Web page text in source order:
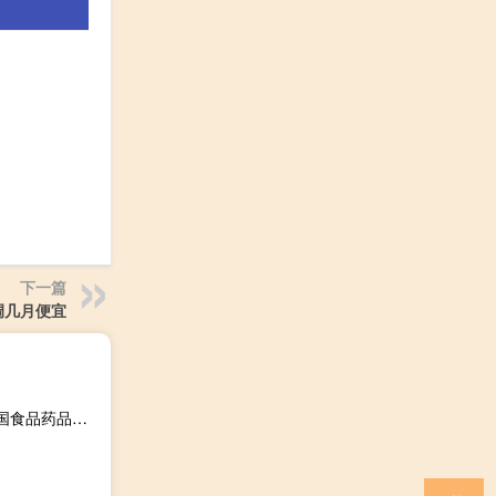
下一篇
几月便宜
诺瓦瓦克斯医药(NVAX.O)直线拉升涨幅扩大至4.6%此前美国食品药品监督管理局（FDA）批准了适用于12岁及以上人群的更新版诺瓦瓦克斯医药(NVAX.O)新冠疫苗加强针